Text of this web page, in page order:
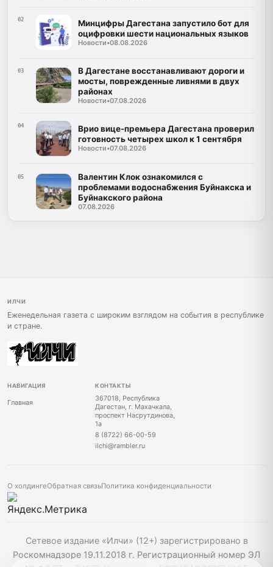
02
Минцифры Дагестана запустило бот для
оцифровки шести национальных языков
Новости•08.08.2026
03
В Дагестане восстанавливают дороги и
мосты, поврежденные ливнями в двух
районах
Новости•07.08.2026
04
Врио вице-премьера Дагестана проверил
готовность четырех школ к 1 сентября
Новости•07.08.2026
05
Валентин Клок ознакомился с
проблемами водоснабжения Буйнакска и
Буйнакского района
07.08.2026
ИЛЧИ
Еженедельная газета с широким взглядом на события в республике
и стране.
НАВИГАЦИЯ
Главная
КОНТАКТЫ
367018, Республика
Дагестан, г. Махачкала,
проспект Насрутдинова,
1а
8 (8722) 66-00-59
ilchi@rambler.ru
О холдингеОбратная связьПолитика конфиденциальности
Сетевое издание «Илчи» (12+) зарегистрировано в
Роскомнадзоре 19.11.2018 г. Регистрационный номер ЭЛ